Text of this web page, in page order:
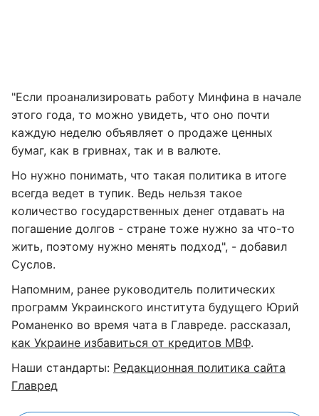
"Если проанализировать работу Минфина в начале
этого года, то можно увидеть, что оно почти
каждую неделю объявляет о продаже ценных
бумаг, как в гривнах, так и в валюте.
Но нужно понимать, что такая политика в итоге
всегда ведет в тупик. Ведь нельзя такое
количество государственных денег отдавать на
погашение долгов - стране тоже нужно за что-то
жить, поэтому нужно менять подход", - добавил
Суслов.
Напомним, ранее руководитель политических
программ Украинского института будущего Юрий
Романенко во время чата в Главреде. рассказал,
как Украине избавиться от кредитов МВФ.
Наши стандарты: Редакционная политика сайта
Главред